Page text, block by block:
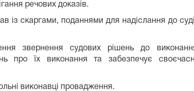
речових доказів.
із скаргами, поданнями для надіслання до
звернення судових рішень до
про їх виконання та забезпечує
виконавці провадження.